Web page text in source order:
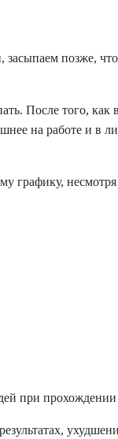
позже,
После того,
на работе и в
графику,
при